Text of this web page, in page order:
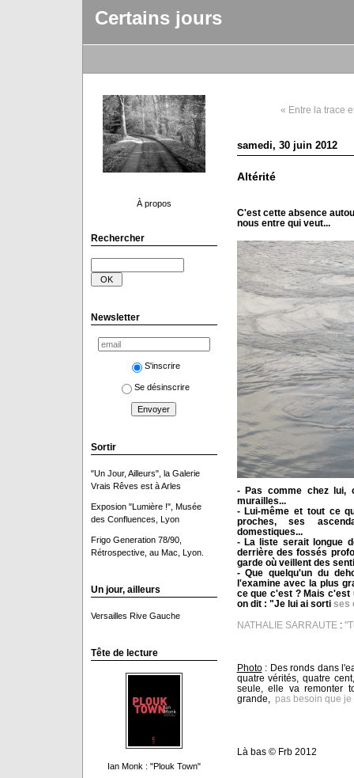
Certains jours
À propos
Rechercher
Newsletter
S'inscrire
Se désinscrire
Sortir
"Un Jour, Ailleurs", la Galerie
Vrais Rêves est à Arles
Exposion "Lumière !", Musée
des Confluences, Lyon
Frigo Generation 78/90,
Rétrospective, au Mac, Lyon.
Un jour, ailleurs
Versailles Rive Gauche
Tête de lecture
Ian Monk : "Plouk Town"
« Entre la trace
samedi, 30 juin 2012
Altérité
C'est cette absence
nous entre qui veut...
- Pas comme chez lui,
murailles...
- Lui-même et tout ce
proches, ses
domestiques...
- La liste serait longue
derrière des fossés
garde où veillent des
- Que quelqu'un du
l'examine avec la plus
ce que c'est ? Mais
on dit : "Je lui ai sortises
NATHALIE SARRAUTE:
Photo: Des ronds dans
quatre vérités, quatre
seule, elle va remonter
grande,
pas besoin que je
Là bas © Frb 2012